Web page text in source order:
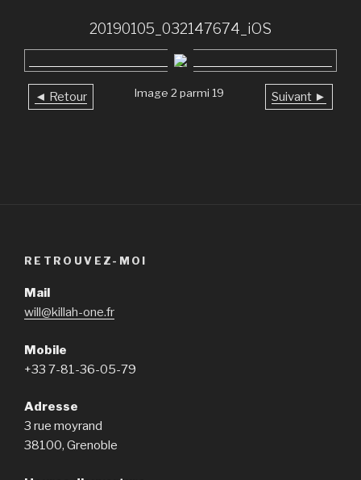
20190105_032147674_iOS
◄ Retour Suivant ►
Image 2 parmi 19
RETROUVEZ-MOI
Mail
will@killah-one.fr
Mobile
+33 7-81-36-05-79
Adresse
3 rue moyrand
38100, Grenoble